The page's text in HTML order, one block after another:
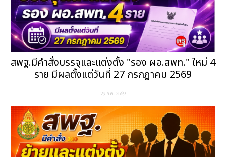
สพฐ.มีคำสั่งบรรจุและแต่งตั้ง "รอง ผอ.สพท." ใหม่ 4
ราย มีผลตั้งแต่วันที่ 27 กรกฎาคม 2569
29 ก.ค. 2569